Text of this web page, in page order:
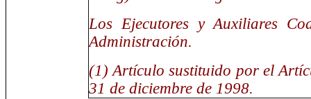
Los Ejecutores y Auxiliares
Administración.
(1) Artículo sustituido por el
31 de diciembre de 1998.